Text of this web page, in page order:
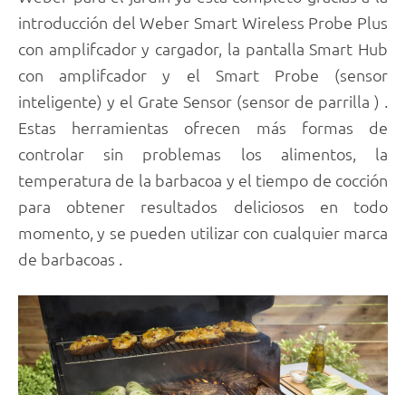
introducción del Weber Smart Wireless Probe Plus
con amplifcador y cargador, la pantalla Smart Hub
con amplifcador y el Smart Probe (sensor
inteligente) y el Grate Sensor (sensor de parrilla ) .
Estas herramientas ofrecen más formas de
controlar sin problemas los alimentos, la
temperatura de la barbacoa y el tiempo de cocción
para obtener resultados deliciosos en todo
momento, y se pueden utilizar con cualquier marca
de barbacoas .